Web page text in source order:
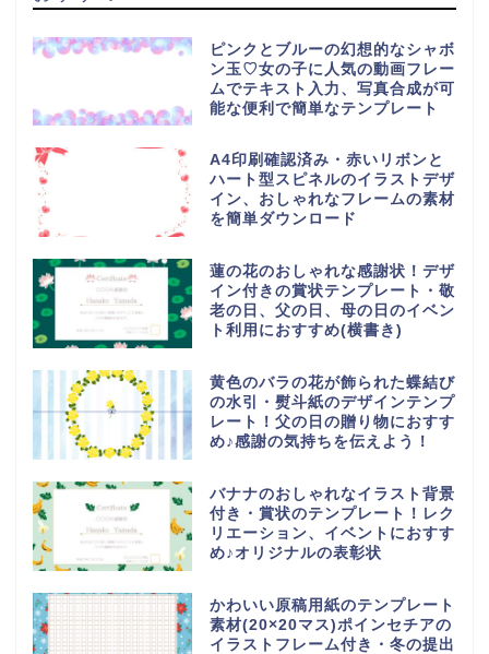
ピンクとブルーの幻想的なシャボ
ン玉♡女の子に人気の動画フレー
ムでテキスト入力、写真合成が可
能な便利で簡単なテンプレート
A4印刷確認済み・赤いリボンと
ハート型スピネルのイラストデザ
イン、おしゃれなフレームの素材
を簡単ダウンロード
蓮の花のおしゃれな感謝状！デザ
イン付きの賞状テンプレート・敬
老の日、父の日、母の日のイベン
ト利用におすすめ(横書き)
黄色のバラの花が飾られた蝶結び
の水引・熨斗紙のデザインテンプ
レート！父の日の贈り物におすす
め♪感謝の気持ちを伝えよう！
バナナのおしゃれなイラスト背景
付き・賞状のテンプレート！レク
リエーション、イベントにおすす
め♪オリジナルの表彰状
かわいい原稿用紙のテンプレート
素材(20×20マス)ポインセチアの
イラストフレーム付き・冬の提出